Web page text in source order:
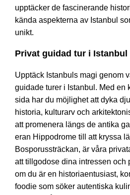
upptäcker de fascinerande
kända aspekterna av Istanbul
unikt.
Privat guidad tur i Istanbul
Upptäck Istanbuls magi genom
guidade turer i Istanbul. Med en
sida har du möjlighet att dyka
historia, kulturarv och
att promenera längs de antika
eran Hippodrome till att kryssa
Bosporussträckan, är våra
att tillgodose dina intressen och
om du är en historiaentusiast,
foodie som söker autentiska